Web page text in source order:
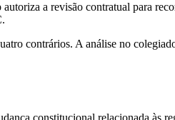
a revisão contratual para
contrários. A análise no
constitucional relacionada às